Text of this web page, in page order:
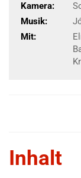
Kamera:
Musik:
Mit:
Inhalt